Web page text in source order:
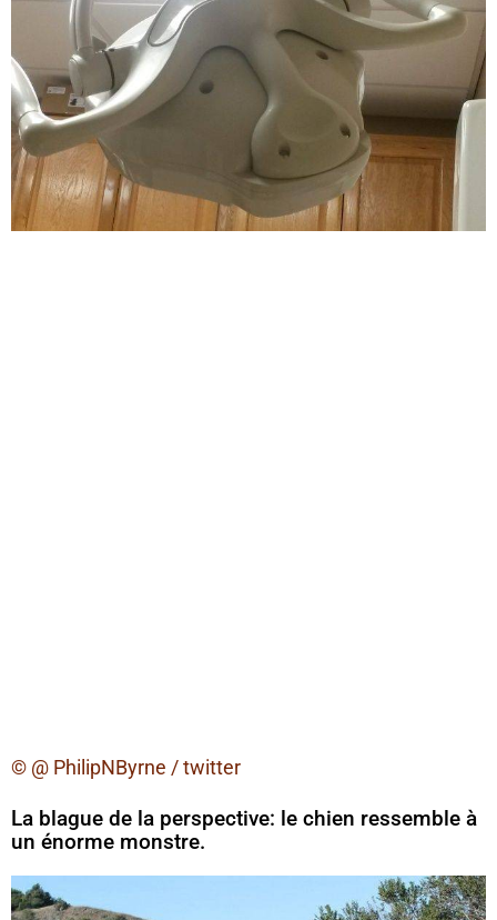
© @ PhilipNByrne / twitter
La blague de la perspective: le chien ressemble à
un énorme monstre.